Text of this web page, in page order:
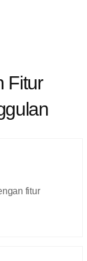
Fitur
fitur